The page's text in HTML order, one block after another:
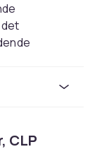
hele
CLP